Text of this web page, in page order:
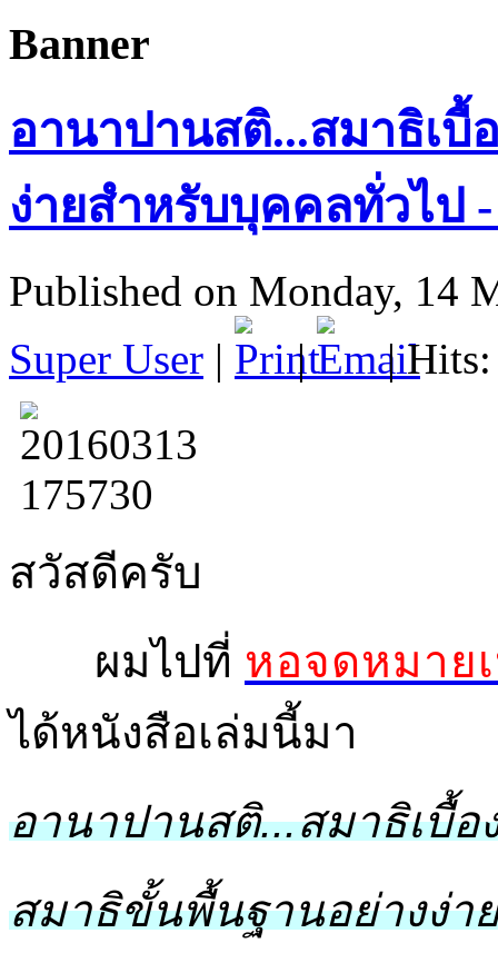
Banner
อานาปานสติ...สมาธิเ
ง่ายสำหรับบุคคลทั่วไป
Published on Monday, 14
Super User | | | Hits:
สวัสดีครับ
ผมไปที่ หอจดหมา
ได้หนังสือเล่มนี้มา
อานาปานสติ...สมาธิเบื้อ
สมาธิขั้นพื้นฐานอย่างง่า